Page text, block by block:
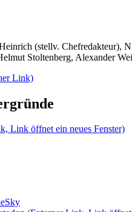
(stellv. Chefredakteur),
Stoltenberg, Alexander
Link)
Link öffnet ein neues Fenster)